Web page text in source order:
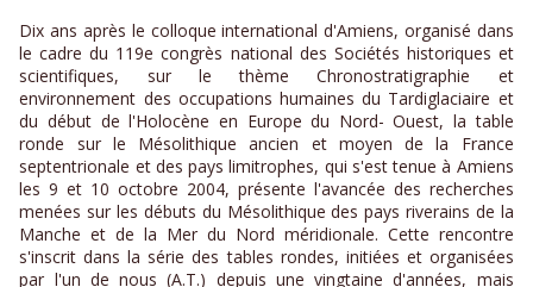
Dix ans après le colloque international d'Amiens, organisé dans
le cadre du 119e congrès national des Sociétés historiques et
scientifiques, sur le thème Chronostratigraphie et
environnement des occupations humaines du Tardiglaciaire et
du début de l'Holocène en Europe du Nord- Ouest, la table
ronde sur le Mésolithique ancien et moyen de la France
septentrionale et des pays limitrophes, qui s'est tenue à Amiens
les 9 et 10 octobre 2004, présente l'avancée des recherches
menées sur les débuts du Mésolithique des pays riverains de la
Manche et de la Mer du Nord méridionale. Cette rencontre
s'inscrit dans la série des tables rondes, initiées et organisées
par l'un de nous (A.T.) depuis une vingtaine d'années, mais